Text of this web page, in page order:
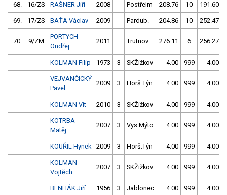
68. 16/ZS RAŠNER Jiří 2008 Postřelm 208.76 10 191.60
69. 17/ZS BAŤA Václav 2009 Pardub. 204.86 10 252.47
70. 9/ZM
PORTYCH
Ondřej
2011 Trutnov 276.11 6 256.27
KOLMAN Filip 1973 3 SKŽižkov 4.00 999 4.00
VEJVANČICKÝ
Pavel
2009 3 Horš.Týn 4.00 999 4.00
KOLMAN Vít 2010 3 SKŽižkov 4.00 999 4.00
KOTRBA
Matěj
2007 3 Vys.Mýto 4.00 999 4.00
KOUŘIL Hynek 2009 3 Horš.Týn 4.00 999 4.00
KOLMAN
Vojtěch
2007 3 SKŽižkov 4.00 999 4.00
BENHÁK Jiří 1956 3 Jablonec 4.00 999 4.00